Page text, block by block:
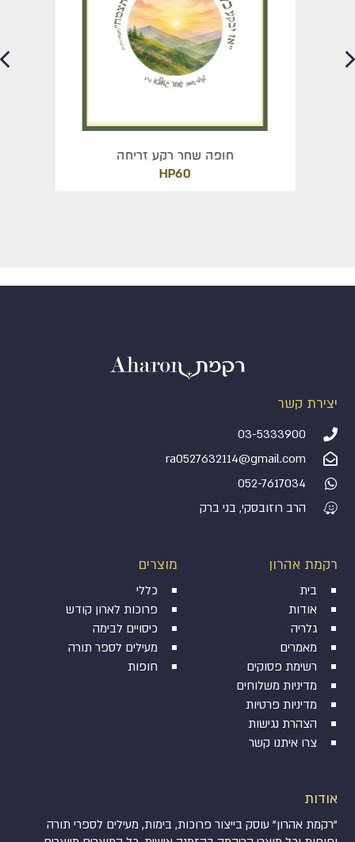
חופה שחר רקע זריחה
HP60
יצירת קשר
03-5333900
ra0527632114@gmail.com
052-7617034
הרב רוזובסקי, בני ברק
רקמת אהרון
בית
אודות
גלריה
מאמרים
רשימת פסוקים
מדיניות משלוחים
מדיניות פרטיות
הצהרת נגישות
צרו איתנו קשר
מוצרים
כללי
פרוכות לארון קודש
כיסויים לבימה
מעילים לספר תורה
חופות
אודות
"רקמת אהרון" עוסק בייצור פרוכות, בימות, מעילים לספרי תורה